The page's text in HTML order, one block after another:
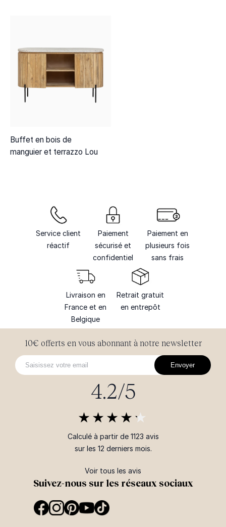
Buffet en bois de
manguier et terrazzo Lou
Service client
réactif
Paiement
sécurisé et
confidentiel
Paiement en
plusieurs fois
sans frais
Livraison en
France et en
Belgique
Retrait gratuit
en entrepôt
Suivez-nous sur les réseaux sociaux
10€ offerts en vous abonnant à notre newsletter
Envoyer
4.2/5
Calculé à partir de 1123 avis
sur les 12 derniers mois.
Voir tous les avis